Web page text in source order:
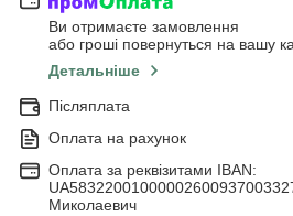
Ви отримаєте замовлення
або гроші повернуться на вашу
Детальніше
Післяплата
Оплата на рахунок
Оплата за реквізитами IBAN:
Миколаевич